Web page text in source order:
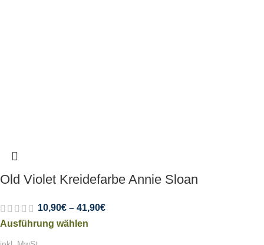
Old Violet Kreidefarbe Annie Sloan
10,90€ – 41,90€
Ausführung wählen